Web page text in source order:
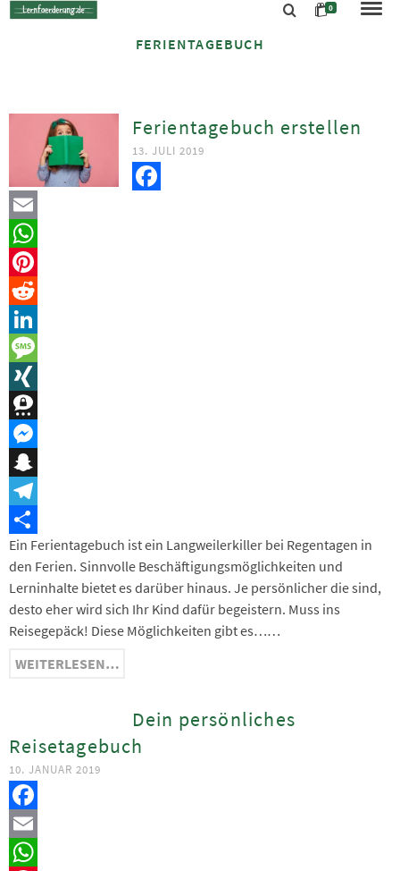
0
FERIENTAGEBUCH
Ferientagebuch erstellen
13. JULI 2019
Facebook
Email
WhatsApp
Pinterest
Reddit
LinkedIn
Message
XING
Threema
Messenger
Snapchat
Telegram
Teilen
Ein Ferientagebuch ist ein Langweilerkiller bei Regentagen in
den Ferien. Sinnvolle Beschäftigungsmöglichkeiten und
Lerninhalte bietet es darüber hinaus. Je persönlicher die sind,
desto eher wird sich Ihr Kind dafür begeistern. Muss ins
Reisegepäck! Diese Möglichkeiten gibt es……
WEITERLESEN…
Dein persönliches
Reisetagebuch
10. JANUAR 2019
Facebook
Email